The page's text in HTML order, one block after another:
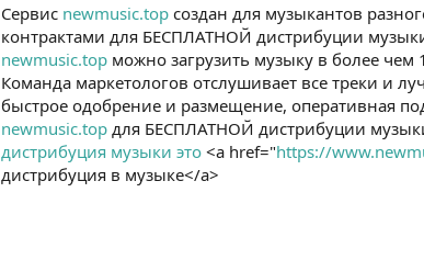
Сервис newmusic.top создан для музыкантов
контрактами для БЕСПЛАТНОЙ дистрибуции
newmusic.top можно загрузить музыку в более
Команда маркетологов отслушивает все треки и
быстрое одобрение и размещение, оперативная
newmusic.top для БЕСПЛАТНОЙ дистрибуции
дистрибуция музыки это <a href="https://
дистрибуция в музыке</a>